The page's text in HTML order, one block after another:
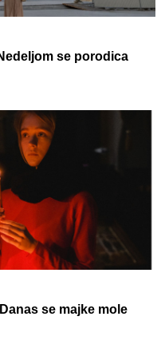
se porodica
se majke mole